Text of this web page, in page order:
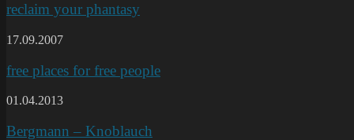
reclaim your phantasy
17.09.2007
free places for free people
01.04.2013
Bergmann – Knoblauch